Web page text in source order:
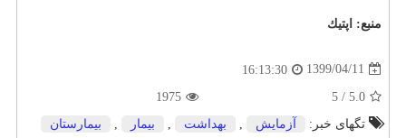
منبع: اپتیك
1399/04/11
16:13:30
5.0
/
5
1975
تگهای خبر:
آزمایش بهداشت بیمار بیمارستان